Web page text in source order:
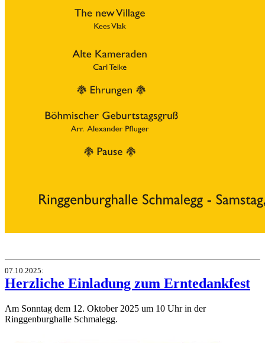
07.10.2025:
Herzliche Einladung zum Erntedankfest
Am Sonntag dem 12. Oktober 2025 um 10 Uhr in der
Ringgenburghalle Schmalegg.